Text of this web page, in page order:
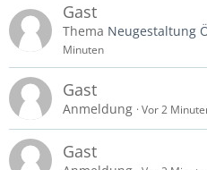
Gast
Thema Neugestaltung
Minuten
Gast
Anmeldung Vor 2
Gast